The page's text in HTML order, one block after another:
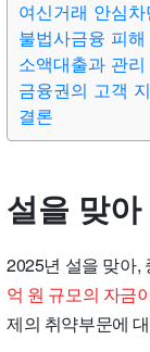
여신거래 안심
불법사금융 피
소액대출과 관
금융권의 고객
결론
설을 맞아
2025년 설을 맞아,
억 원 규모의 자금
제의 취약부문에